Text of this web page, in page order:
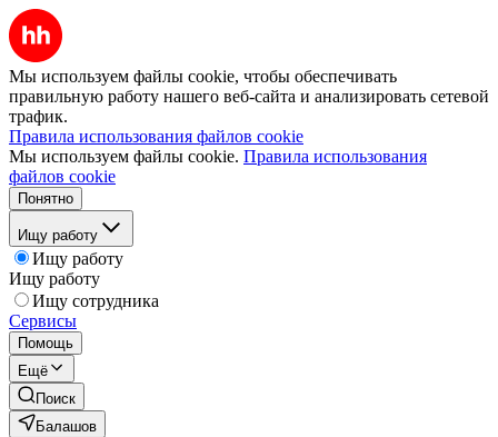
Мы используем файлы cookie, чтобы обеспечивать
правильную работу нашего веб-сайта и анализировать сетевой
трафик.
Правила использования файлов cookie
Мы используем файлы cookie. Правила использования
файлов cookie
Понятно
Ищу работу
Ищу работу
Ищу работу
Ищу сотрудника
Сервисы
Помощь
Ещё
Поиск
Балашов